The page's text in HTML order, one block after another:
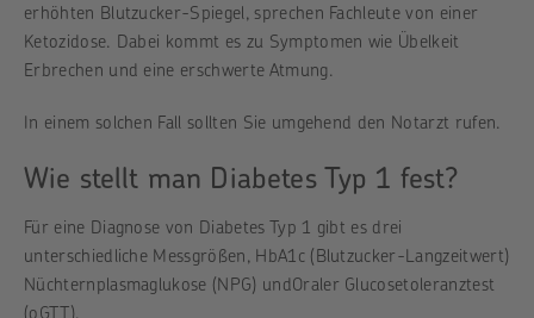
erhöhten Blutzucker-Spiegel, sprechen Fachleute von einer
Ketozidose. Dabei kommt es zu Symptomen wie Übelkeit
Erbrechen und eine erschwerte Atmung.
In einem solchen Fall sollten Sie umgehend den Notarzt rufen.
Wie stellt man Diabetes Typ 1 fest?
Für eine Diagnose von Diabetes Typ 1 gibt es drei
unterschiedliche Messgrößen, HbA1c (Blutzucker-Langzeitwert)
Nüchternplasmaglukose (NPG) undOraler Glucosetoleranztest
(oGTT).